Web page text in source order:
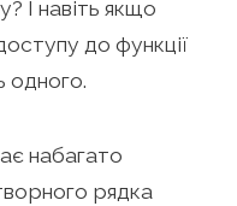
І навіть якщо
до функції
одного.
набагато
рядка